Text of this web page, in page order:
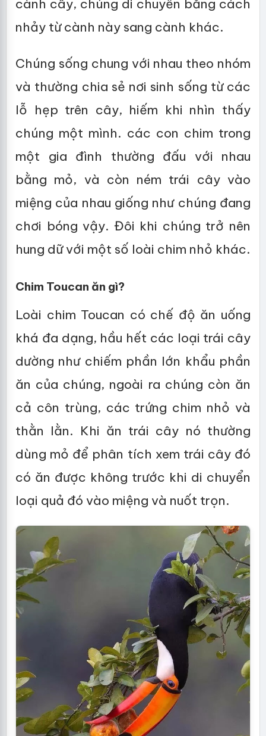
cành cây, chúng di chuyển bằng cách
nhảy từ cành này sang cành khác.
Chúng sống chung với nhau theo nhóm
và thường chia sẻ nơi sinh sống từ các
lỗ hẹp trên cây, hiếm khi nhìn thấy
chúng một mình. các con chim trong
một gia đình thường đấu với nhau
bằng mỏ, và còn ném trái cây vào
miệng của nhau giống như chúng đang
chơi bóng vậy. Đôi khi chúng trở nên
hung dữ với một số loài chim nhỏ khác.
Chim Toucan ăn gì?
Loài chim Toucan có chế độ ăn uống
khá đa dạng, hầu hết các loại trái cây
dường như chiếm phần lớn khẩu phần
ăn của chúng, ngoài ra chúng còn ăn
cả côn trùng, các trứng chim nhỏ và
thằn lằn. Khi ăn trái cây nó thường
dùng mỏ để phân tích xem trái cây đó
có ăn được không trước khi di chuyển
loại quả đó vào miệng và nuốt trọn.